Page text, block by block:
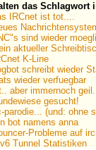
das Schlagwort
IRCnet ist tot....
sind wieder
aktueller
K-Line
schreibt wieder
wieder verfuegbar
aber immernoch
gesucht!
parodie... (und: ohne
bot namens anna
Probleme auf
Tunnel Statistiken